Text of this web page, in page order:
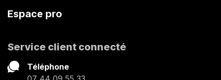
Espace pro
Service client connecté
Téléphone